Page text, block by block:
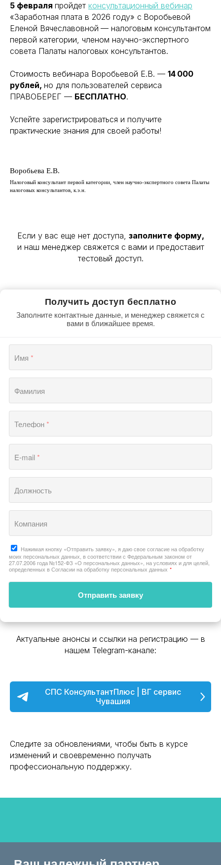
5 февраля пройдет консультационный вебинар
«Заработная плата в 2026 году» с Воробьевой
Еленой Вячеславовной — налоговым консультантом
первой категории, членом научно-экспертного
совета Палаты налоговых консультантов.
Стоимость вебинара Воробьевой Е.В. — 14 000
рублей, но для пользователей сервиса
ПРАВОБЕРЕГ — БЕСПЛАТНО.
Успейте зарегистрироваться и получите
практические знания для своей работы!
Воробьева Е.В.
Налоговый консультант первой категории, член научно-экспертного совета Палаты
Если у вас еще нет доступа,заполните форму,
и наш менеджер свяжется с вами и предоставит
тестовый доступ.
Заполните контактные данные, и менеджер свяжется с
Имя*
Фамилия
Телефон*
E-mail*
Должность
моих персональных данных, в соответствии с Федеральным законом от
27.07.2006 года №152-ФЗ «О персональных данных», на условиях и для целей,
Актуальные анонсы и ссылки на регистрацию — в
нашем Telegram-канале:
СПС КонсультантПлюс | ВГ сервис
Чувашия